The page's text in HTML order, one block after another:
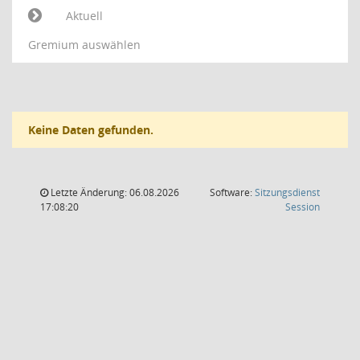
Aktuell
Gremium auswählen
Keine Daten gefunden.
Letzte Änderung: 06.08.2026
17:08:20
Software:Sitzungsdienst
Session(Wird in